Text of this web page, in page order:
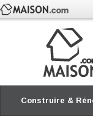
Construire &